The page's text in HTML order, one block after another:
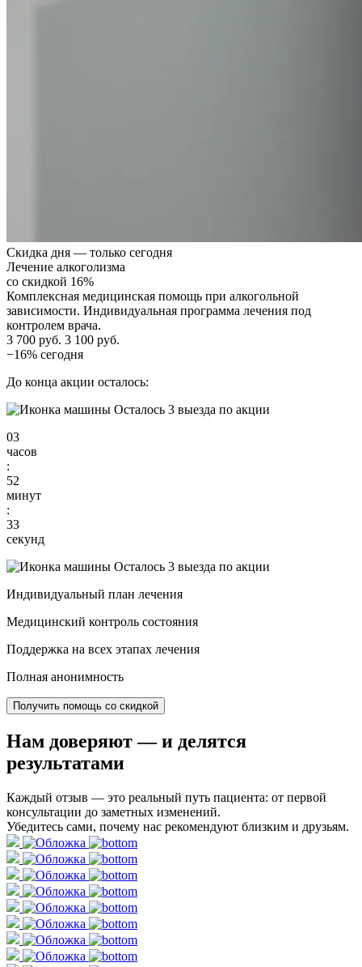
Скидка дня — только сегодня
Лечение алкоголизма
со скидкой 16%
Комплексная медицинская помощь при алкогольной
зависимости. Индивидуальная программа лечения под
контролем врача.
3 700 руб. 3 100 руб.
−16% сегодня
До конца акции осталось:
Осталось 3 выезда по акции
03
часов
:
52
минут
:
32
секунд
Осталось 3 выезда по акции
Индивидуальный план лечения
Медицинский контроль состояния
Поддержка на всех этапах лечения
Полная анонимность
Получить помощь со скидкой
Нам доверяют— и делятся
результатами
Каждый отзыв — это реальный путь пациента: от первой
консультации до заметных изменений.
Убедитесь сами, почему нас рекомендуют близким и друзьям.